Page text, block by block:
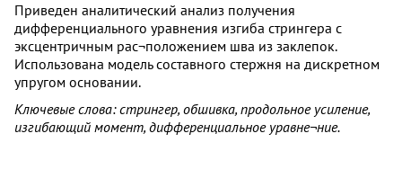
Приведен аналитический анализ получения
дифференциального уравнения изгиба стрингера с
эксцентричным рас¬положением шва из заклепок.
Использована модель составного стержня на дискретном
упругом основании.
Ключевые слова: стрингер, обшивка, продольное усиление,
изгибающий момент, дифференциальное уравне¬ние.